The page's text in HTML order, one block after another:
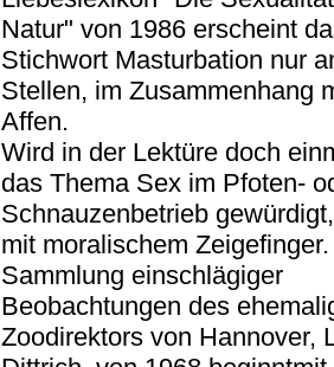
Natur" von 1986 erscheint
Stichwort Masturbation nur
Stellen, im Zusammenhang
Affen.
Wird in der Lektüre doch
das Thema Sex im Pfoten-
Schnauzenbetrieb
mit moralischem
Sammlung einschlägiger
Beobachtungen des
Zoodirektors von Hannover,